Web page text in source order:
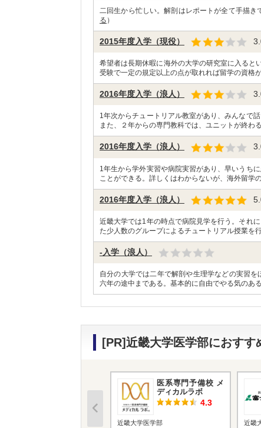
二回生から忙しい。解剖はレポートが全て手描
る ）
2015年度入学（現役）
希望者は長期休暇に海外の大学の研究室に入ると
受験で一定の規定以上の点が取れれば留学の資格
2016年度入学（浪人）
1年次からチュートリアル教室があり、みんなで
また、２年からの専門教科では、ユニットが終わ
2016年度入学（浪人）
1年生から学外実習や病院実習があり、早いうち
ことができる。詳しくはわからないが、海外留学
2016年度入学（浪人）
近畿大学では1年の時点で病院見学を行う。それ
た少人数のグループによるチュートリアル授業を
-入学（浪人）
自分の大学では二年で解剖や生理学などの実習
六年の途中まである。基本的に自由でやる気のあ
[PR]近畿大学医学部におす
医系専門予備校 メ
ディカルラボ
4.3
近畿大学医学部 近畿